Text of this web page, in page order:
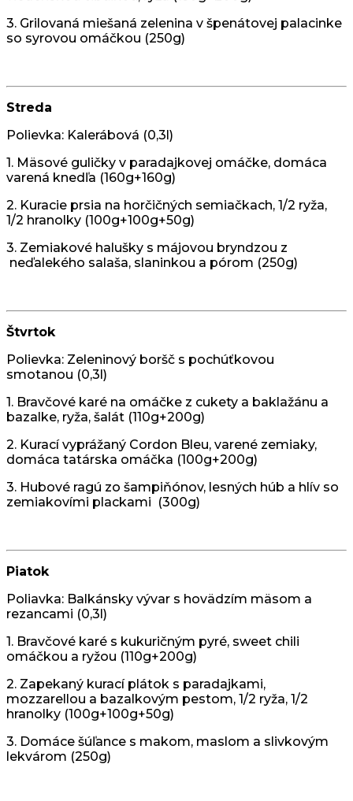
3. Grilovaná miešaná zelenina v špenátovej palacinke
so syrovou omáčkou (250g)
Streda
Polievka: Kalerábová (0,3l)
1. Mäsové guličky v paradajkovej omáčke, domáca
varená knedľa (160g+160g)
2. Kuracie prsia na horčičných semiačkach, 1/2 ryža,
1/2 hranolky (100g+100g+50g)
3. Zemiakové halušky s májovou bryndzou z
neďalekého salaša, slaninkou a pórom (250g)
Štvrtok
Polievka: Zeleninový boršč s pochúťkovou
smotanou (0,3l)
1. Bravčové karé na omáčke z cukety a baklažánu a
bazalke, ryža, šalát (110g+200g)
2. Kurací vyprážaný Cordon Bleu, varené zemiaky,
domáca tatárska omáčka (100g+200g)
3. Hubové ragú zo šampiňónov, lesných húb a hlív so
zemiakovími plackami (300g)
Piatok
Poliavka: Balkánsky vývar s hovädzím mäsom a
rezancami (0,3l)
1. Bravčové karé s kukuričným pyré, sweet chili
omáčkou a ryžou (110g+200g)
2. Zapekaný kurací plátok s paradajkami,
mozzarellou a bazalkovým pestom, 1/2 ryža, 1/2
hranolky (100g+100g+50g)
3. Domáce šúľance s makom, maslom a slivkovým
lekvárom (250g)